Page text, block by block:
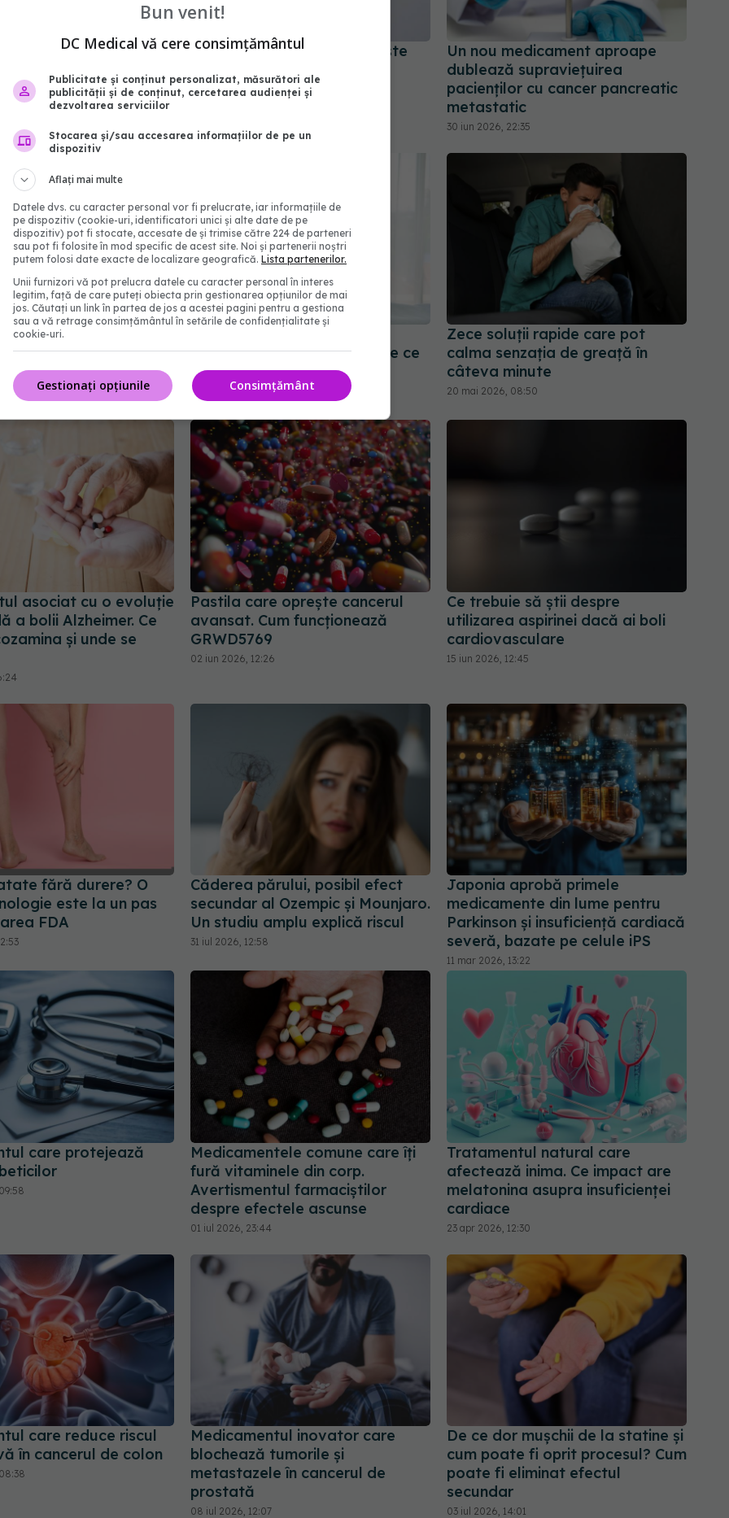
de alarmă pentru
utilizează
pentru acidul la
Tratamentul care prelungește
viața pacienților cu cancer
pancreatic
Un nou medicament aproape
dublează supraviețuirea
pacienților cu cancer pancreatic
metastatic
30 iun 2026, 22:35
pentru cei care
pastile pentru
făcută de mulți
universal" pentru cancer? De ce
medicii trag un semnal de
alarmă
Zece soluții rapide care pot
calma senzația de greață în
câteva minute
20 mai 2026, 08:50
asociat cu o evoluție
a bolii Alzheimer. Ce
și unde se
Pastila care oprește cancerul
avansat. Cum funcționează
GRWD5769
02 iun 2026, 12:26
Ce trebuie să știi despre
utilizarea aspirinei dacă ai boli
cardiovasculare
15 iun 2026, 12:45
fără durere? O
este la un pas
FDA
Căderea părului, posibil efect
secundar al Ozempic și Mounjaro.
Un studiu amplu explică riscul
31 iul 2026, 12:58
Japonia aprobă primele
medicamente din lume pentru
Parkinson și insuficiență cardiacă
severă, bazate pe celule iPS
11 mar 2026, 13:22
care protejează
Medicamentele comune care îți
fură vitaminele din corp.
Avertismentul farmaciștilor
despre efectele ascunse
01 iul 2026, 23:44
Tratamentul natural care
afectează inima. Ce impact are
melatonina asupra insuficienței
cardiace
23 apr 2026, 12:30
care reduce riscul
în cancerul de colon
Medicamentul inovator care
blochează tumorile și
metastazele în cancerul de
prostată
08 iul 2026, 12:07
De ce dor mușchii de la statine și
cum poate fi oprit procesul? Cum
poate fi eliminat efectul
secundar
03 iul 2026, 14:01
Bun venit!
DC Medical vă cere consimțământul
Publicitate și conținut personalizat, măsurători ale
publicității și de conținut, cercetarea audienței și
dezvoltarea serviciilor
Stocarea și/sau accesarea informațiilor de pe un
dispozitiv
Aflați mai multe
Datele dvs. cu caracter personal vor fi prelucrate, iar informațiile de
pe dispozitiv (cookie-uri, identificatori unici și alte date de pe
dispozitiv) pot fi stocate, accesate de și trimise către 224 de parteneri
sau pot fi folosite în mod specific de acest site. Noi și partenerii noștri
putem folosi date exacte de localizare geografică. Lista partenerilor.
Unii furnizori vă pot prelucra datele cu caracter personal în interes
legitim, față de care puteți obiecta prin gestionarea opțiunilor de mai
jos. Căutați un link în partea de jos a acestei pagini pentru a gestiona
sau a vă retrage consimțământul în setările de confidențialitate și
cookie-uri.
Consimțământ
Gestionați opțiunile